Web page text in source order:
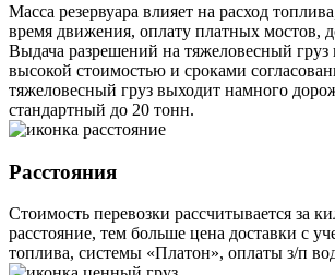
Масса резервуара влияет на расход
время движения, оплату платных мостов,
Выдача разрешений на тяжеловесный груз
высокой стоимостью и сроками
тяжеловесный груз выходит намного
стандартный до 20 тонн.
Расстояния
Стоимость перевозки рассчитывается за
расстояние, тем больше цена доставки с
топлива, системы «Платон», оплаты з/п